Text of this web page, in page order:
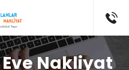
Nakliyat